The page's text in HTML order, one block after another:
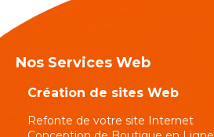
Nos Services Web
Création de sites Web
Refonte de votre site Internet